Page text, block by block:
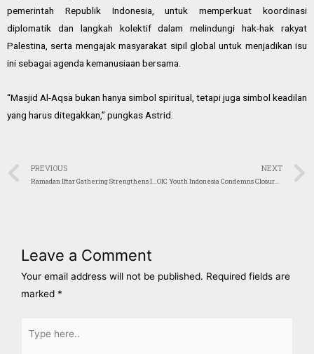
pemerintah Republik Indonesia, untuk memperkuat koordinasi
diplomatik dan langkah kolektif dalam melindungi hak-hak rakyat
Palestina, serta mengajak masyarakat sipil global untuk menjadikan isu
ini sebagai agenda kemanusiaan bersama.
“Masjid Al-Aqsa bukan hanya simbol spiritual, tetapi juga simbol keadilan
yang harus ditegakkan,” pungkas Astrid.
PREVIOUS
Ramadan Iftar Gathering Strengthens Indonesia–Azerbaijan Friendship and Values-Based Cooperation in the Islamic World
NEXT
OIC Youth Indonesia Condemns Closure of Al-Aqsa Mosque During Ramadan, Calls It a Violation of International Law
Leave a Comment
Your email address will not be published. Required fields are
marked *